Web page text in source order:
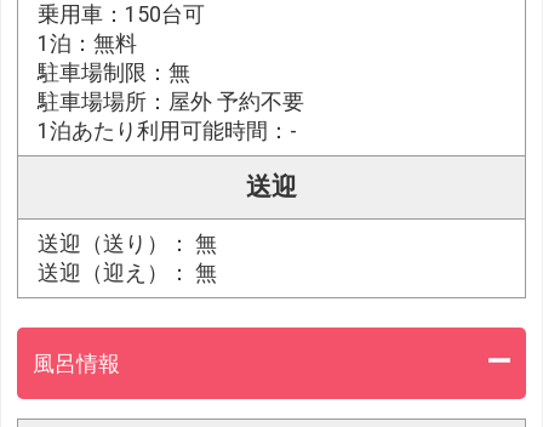
乗用車：150台可
1泊：無料
駐車場制限：無
駐車場場所：屋外 予約不要
1泊あたり利用可能時間：-
送迎
送迎（送り）： 無
送迎（迎え）： 無
風呂情報